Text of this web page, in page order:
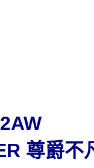
尊爵不